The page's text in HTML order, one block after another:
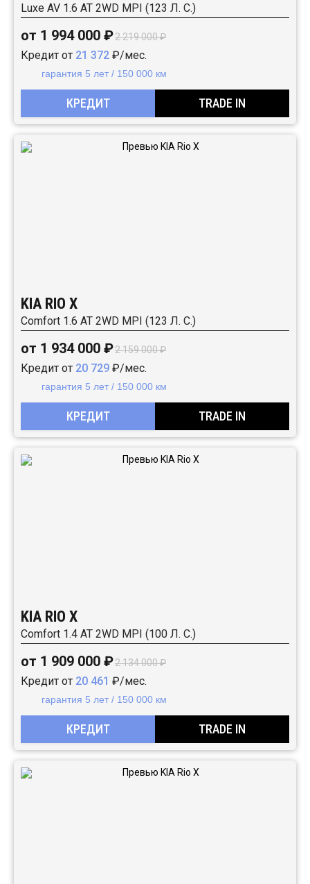
Luxe AV 1.6 АТ 2WD MPI (123 Л. C.)
от 1 994 000 ₽2 219 000 ₽
Кредит от 21 372 ₽/мес.
гарантия 5 лет / 150 000 км
КРЕДИТ TRADE IN
KIA RIO X
Comfort 1.6 АТ 2WD MPI (123 Л. C.)
от 1 934 000 ₽2 159 000 ₽
Кредит от 20 729 ₽/мес.
гарантия 5 лет / 150 000 км
КРЕДИТ TRADE IN
KIA RIO X
Comfort 1.4 АТ 2WD MPI (100 Л. C.)
от 1 909 000 ₽2 134 000 ₽
Кредит от 20 461 ₽/мес.
гарантия 5 лет / 150 000 км
КРЕДИТ TRADE IN